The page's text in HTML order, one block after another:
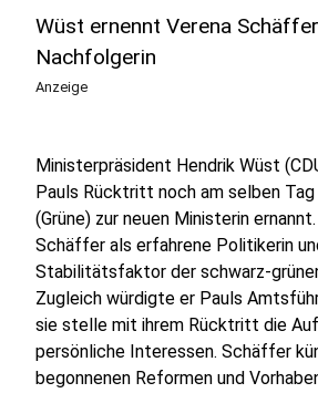
Wüst ernennt Verena
Nachfolgerin
Anzeige
Ministerpräsident Hendrik Wüst
Pauls Rücktritt noch am selben
(Grüne) zur neuen Ministerin
Schäffer als erfahrene Politikerin
Stabilitätsfaktor der schwarz-
Zugleich würdigte er Pauls
sie stelle mit ihrem Rücktritt die
persönliche Interessen. Schäffer
begonnenen Reformen und